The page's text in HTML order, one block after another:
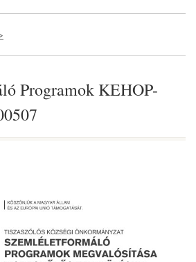
Programok KEHOP-